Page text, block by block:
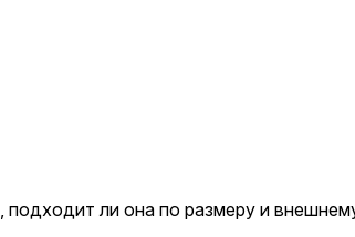
подходит ли она по размеру и